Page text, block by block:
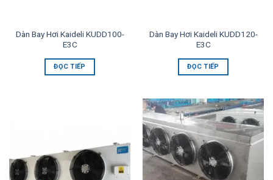
Dàn Bay Hơi Kaideli KUDD100-
E3C
ĐỌC TIẾP
Dàn Bay Hơi Kaideli KUDD120-
E3C
ĐỌC TIẾP